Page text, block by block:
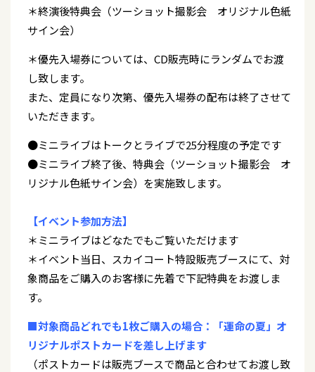
＊終演後特典会（ツーショット撮影会 オリジナル色紙
サイン会）
＊優先入場券については、CD販売時にランダムでお渡
し致します。
また、定員になり次第、優先入場券の配布は終了させて
いただきます。
●ミニライブはトークとライブで25分程度の予定です
●ミニライブ終了後、特典会（ツーショット撮影会 オ
リジナル色紙サイン会）を実施致します。
【イベント参加方法】
＊ミニライブはどなたでもご覧いただけます
＊イベント当日、スカイコート特設販売ブースにて、対
象商品をご購入のお客様に先着で下記特典をお渡しま
す。
■対象商品どれでも1枚ご購入の場合：「運命の夏」オ
リジナルポストカードを差し上げます
（ポストカードは販売ブースで商品と合わせてお渡し致